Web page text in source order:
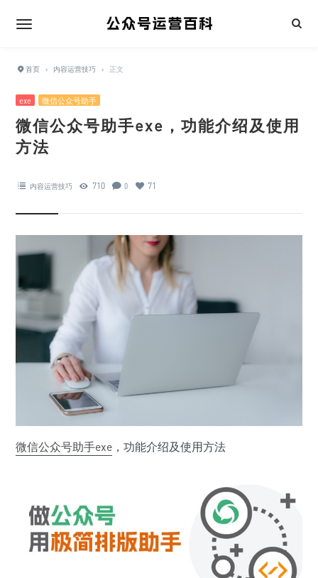
首页 › 内容运营技巧 › 正文
exe 微信公众号助手
微信公众号助手exe，功能介绍及使用
方法
内容运营技巧 710 0 71
微信公众号助手exe ，功能介绍及使用方法